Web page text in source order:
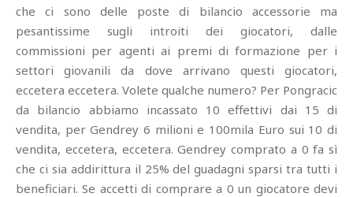
che ci sono delle poste di bilancio accessorie ma
pesantissime sugli introiti dei giocatori, dalle
commissioni per agenti ai premi di formazione per i
settori giovanili da dove arrivano questi giocatori,
eccetera eccetera. Volete qualche numero? Per Pongracic
da bilancio abbiamo incassato 10 effettivi dai 15 di
vendita, per Gendrey 6 milioni e 100mila Euro sui 10 di
vendita, eccetera, eccetera. Gendrey comprato a 0 fa sì
che ci sia addirittura il 25% del guadagni sparsi tra tutti i
beneficiari. Se accetti di comprare a 0 un giocatore devi